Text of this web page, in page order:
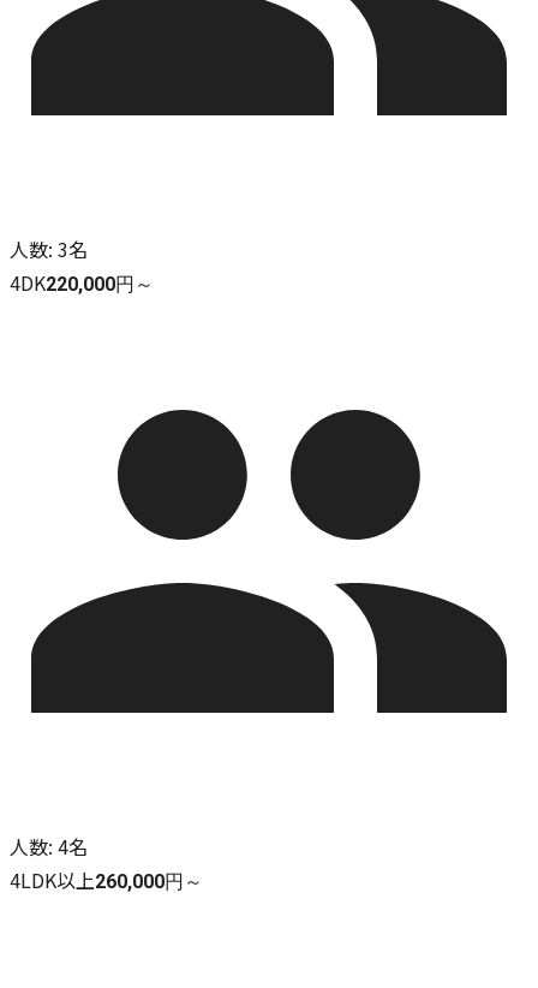
人数: 3名
4DK220,000円～
人数: 4名
4LDK以上260,000円～